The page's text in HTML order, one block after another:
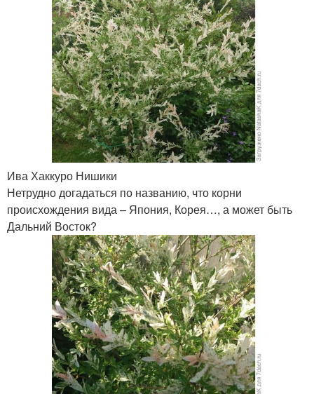
Ива Хаккуро Нишики
Нетрудно догадаться по названию, что корни
происхождения вида – Япония, Корея…, а может быть
Дальний Восток?